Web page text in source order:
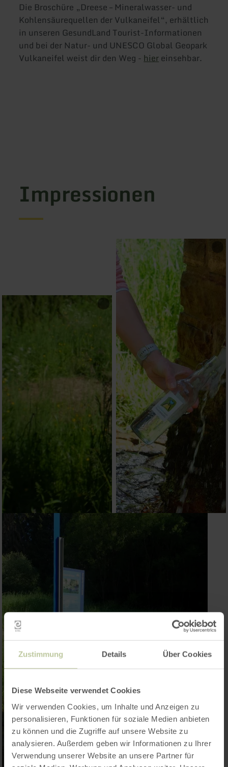
Zustimmung Details Über Cookies
Diese Webseite verwendet Cookies
Wir verwenden Cookies, um Inhalte und Anzeigen zu
personalisieren, Funktionen für soziale Medien anbieten
zu können und die Zugriffe auf unsere Website zu
analysieren. Außerdem geben wir Informationen zu Ihrer
Verwendung unserer Website an unsere Partner für
Die Broschüre „Dreese – Mineralwasser- und
Kohlensäurequellen der Vulkaneifel“, erhältlich
in unseren GesundLand Tourist-Informationen
und bei der Natur- und UNESCO Global Geopark
Vulkaneifel weist dir den Weg - hiereinsehbar.
Impressionen